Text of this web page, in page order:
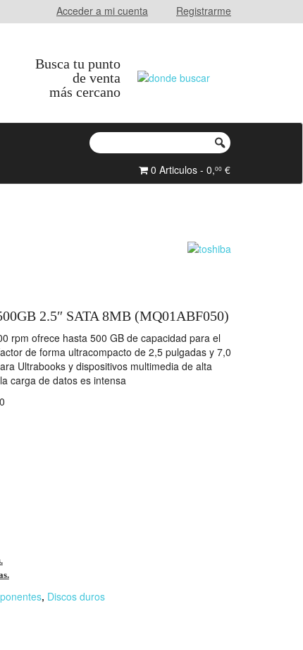
Acceder a mi cuenta Registrarme
Busca tu punto
de venta
más cercano
0 Articulos - 0,00 €
2.5″ SATA 8MB (MQ01ABF050)
rpm ofrece hasta 500 GB de capacidad para el
de forma ultracompacto de 2,5 pulgadas y 7,0
Ultrabooks y dispositivos multimedia de alta
carga de datos es intensa
, Discos duros